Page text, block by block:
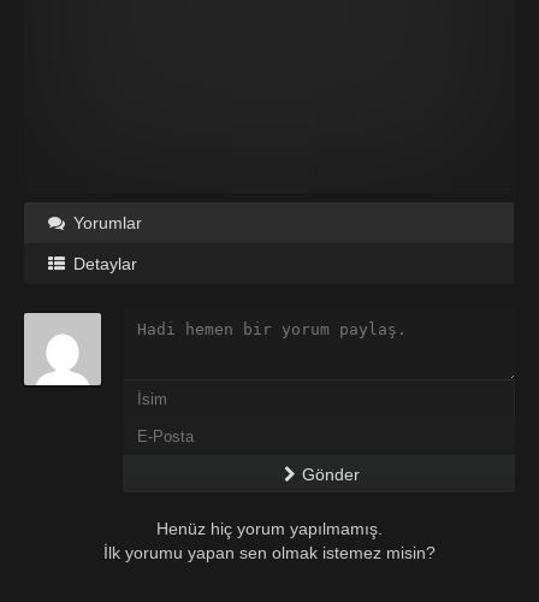
Yorumlar
Detaylar
Gönder
Henüz hiç yorum yapılmamış.
İlk yorumu yapan sen olmak istemez misin?